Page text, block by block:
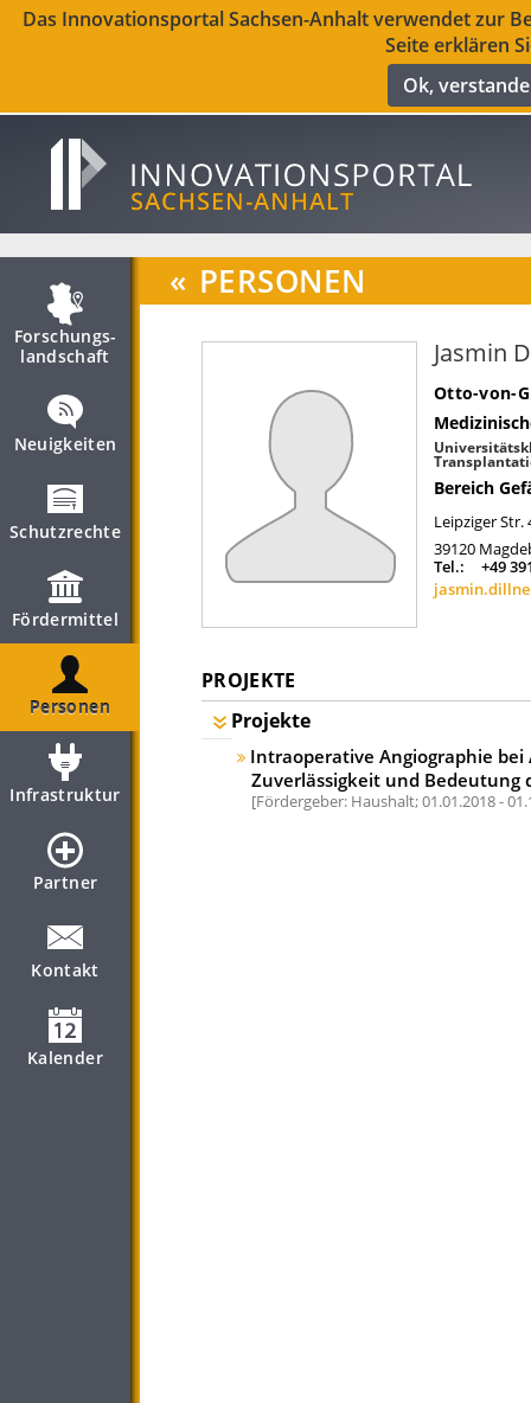
Das Innovationsportal Sachsen-Anhalt verwendet zur
Seite erklären
Ok,
Forschungs­
landschaft
Neuigkeiten
Schutzrechte
Fördermittel
Personen
Infrastruktur
Partner
Kontakt
Kalender
« PERSONEN
Jasmin
Otto-von-
Bereich
Leipziger Str.
39120
Tel.:
+49
PROJEKTE
Projekte
Intraoperative Angiographie
Zuverlässigkeit und Bedeutung
Fördergeber: Haushalt;01.01.2018 -